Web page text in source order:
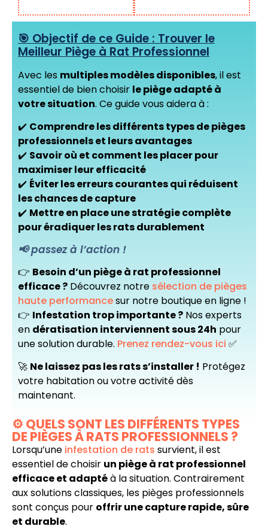
🎯 Objectif de ce Guide : Trouver le
Meilleur Piège à Rat Professionnel
Avec les multiples modèles disponibles, il est
essentiel de bien choisir le piège adapté à
votre situation. Ce guide vous aidera à :
✔️ Comprendre les différents types de pièges
professionnels et leurs avantages
✔️ Savoir où et comment les placer pour
maximiser leur efficacité
✔️ Éviter les erreurs courantes qui réduisent
les chances de capture
✔️ Mettre en place une stratégie complète
pour éradiquer les rats durablement
📢 passez à l’action !
👉 Besoin d’un piège à rat professionnel
efficace ? Découvrez notre sélection de pièges
haute performancesur notre boutique en ligne !
👉 Infestation trop importante ? Nos experts
en dératisation interviennent sous 24h pour
une solution durable. Prenez rendez-vous ici ✅
🚀 Ne laissez pas les rats s’installer ! Protégez
votre habitation ou votre activité dès
maintenant.
⚙️ QUELS SONT LES DIFFÉRENTS TYPES
DE PIÈGES À RATS PROFESSIONNELS ?
Lorsqu’une infestation de rats survient, il est
essentiel de choisir un piège à rat professionnel
efficace et adaptéà la situation. Contrairement
aux solutions classiques, les pièges professionnels
sont conçus pour offrir une capture rapide, sûre
et durable.